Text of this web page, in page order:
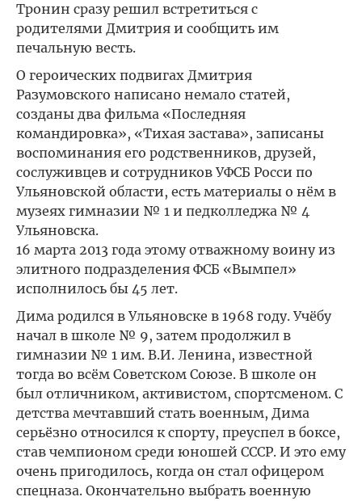
Тронин сразу решил встретиться с
родителями Дмитрия и сообщить им
печальную весть.
О героических подвигах Дмитрия
Разумовского написано немало статей,
созданы два фильма «Последняя
командировка», «Тихая застава», записаны
воспоминания его родственников, друзей,
сослуживцев и сотрудников УФСБ Росси по
Ульяновской области, есть материалы о нём в
музеях гимназии № 1 и педколледжа № 4
Ульяновска.
16 марта 2013 года этому отважному воину из
элитного подразделения ФСБ «Вымпел»
исполнилось бы 45 лет.
Дима родился в Ульяновске в 1968 году. Учёбу
начал в школе № 9, затем продолжил в
гимназии № 1 им. В.И. Ленина, известной
тогда во всём Советском Союзе. В школе он
был отличником, активистом, спортсменом. С
детства мечтавший стать военным, Дима
серьёзно относился к спорту, преуспел в боксе,
став чемпионом среди юношей СССР. И это ему
очень пригодилось, когда он стал офицером
спецназа. Окончательно выбрать военную